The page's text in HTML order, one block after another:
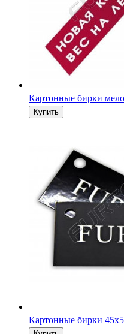
Картонные бирки
Картонные бирки